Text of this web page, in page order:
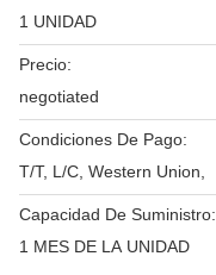
1 UNIDAD
Precio:
negotiated
Condiciones De Pago:
T/T, L/C, Western Union,
Capacidad De Suministro:
1 MES DE LA UNIDAD